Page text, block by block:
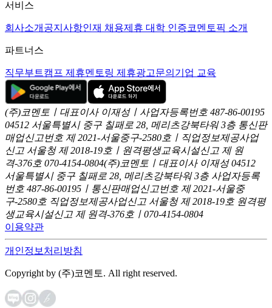
서비스
회사소개 공지사항인재 채용제휴 대학 인증코멘토픽 소개
파트너스
직무부트캠프 제휴멘토링 제휴광고문의 기업 교육
(주)코멘토ㅣ대표이사 이재성ㅣ사업자등록번호 487-86-00195
04512 서울특별시 중구 칠패로 28, 메리츠강북타워 3층 통신판
매업신고번호 제 2021-서울중구-2580호ㅣ직업정보제공사업
신고 서울청 제 2018-19호ㅣ원격평생교육시설신고 제 원
격-376호 070-4154-0804(주)코멘토ㅣ대표이사 이재성 04512
서울특별시 중구 칠패로 28, 메리츠강북타워 3층 사업자등록
번호 487-86-00195ㅣ통신판매업신고번호 제 2021-서울중
구-2580호 직업정보제공사업신고 서울청 제 2018-19호 원격평
생교육시설신고 제 원격-376호ㅣ070-4154-0804
이용약관
개인정보처리방침
Copyright by (주)코멘토. All right reserved.